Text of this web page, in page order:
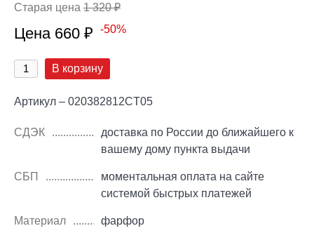
Старая цена 1 320 ₽
Цена 660 ₽ -50%
В корзину
Артикул – 020382812CT05
СДЭК
доставка по России до ближайшего к
вашему дому пункта выдачи
СБП
моментальная оплата на сайте
системой быстрых платежей
Материал фарфор